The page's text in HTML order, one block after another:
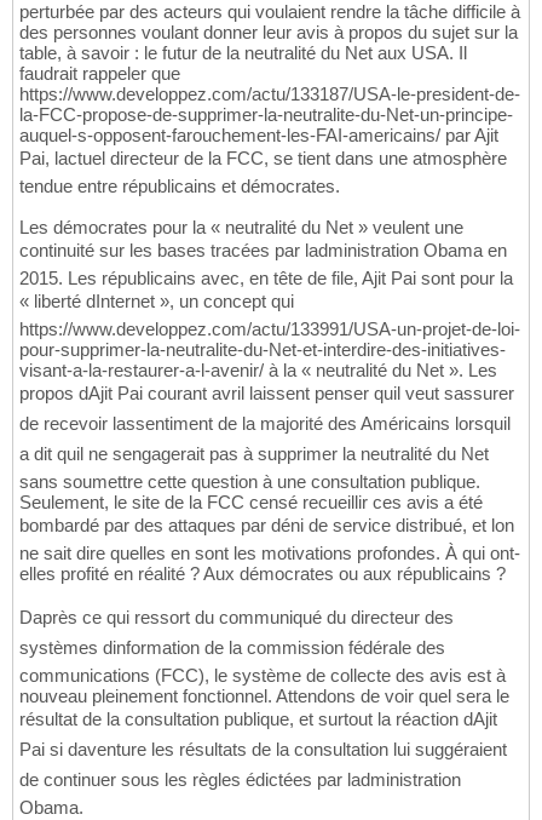
perturbée par des acteurs qui voulaient rendre la tâche difficile à
des personnes voulant donner leur avis à propos du sujet sur la
table, à savoir : le futur de la neutralité du Net aux USA. Il
faudrait rappeler que
https://www.developpez.com/actu/133187/USA-le-president-de-
la-FCC-propose-de-supprimer-la-neutralite-du-Net-un-principe-
auquel-s-opposent-farouchement-les-FAI-americains/ par Ajit
Pai, lactuel directeur de la FCC, se tient dans une atmosphère
tendue entre républicains et démocrates.
Les démocrates pour la « neutralité du Net » veulent une
continuité sur les bases tracées par ladministration Obama en
2015. Les républicains avec, en tête de file, Ajit Pai sont pour la
« liberté dInternet », un concept qui
https://www.developpez.com/actu/133991/USA-un-projet-de-loi-
pour-supprimer-la-neutralite-du-Net-et-interdire-des-initiatives-
visant-a-la-restaurer-a-l-avenir/ à la « neutralité du Net ». Les
propos dAjit Pai courant avril laissent penser quil veut sassurer
de recevoir lassentiment de la majorité des Américains lorsquil
a dit quil ne sengagerait pas à supprimer la neutralité du Net
sans soumettre cette question à une consultation publique.
Seulement, le site de la FCC censé recueillir ces avis a été
bombardé par des attaques par déni de service distribué, et lon
ne sait dire quelles en sont les motivations profondes. À qui ont-
elles profité en réalité ? Aux démocrates ou aux républicains ?
Daprès ce qui ressort du communiqué du directeur des
systèmes dinformation de la commission fédérale des
communications (FCC), le système de collecte des avis est à
nouveau pleinement fonctionnel. Attendons de voir quel sera le
résultat de la consultation publique, et surtout la réaction dAjit
Pai si daventure les résultats de la consultation lui suggéraient
de continuer sous les règles édictées par ladministration
Obama.